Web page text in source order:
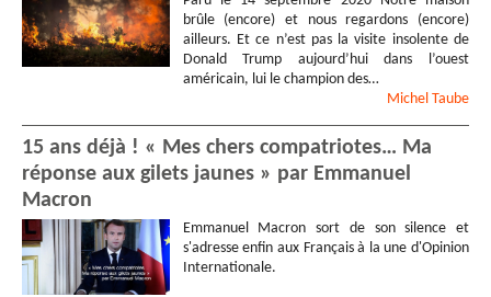
brûle (encore) et nous regardons (encore)
ailleurs. Et ce n’est pas la visite insolente de
Donald Trump aujourd’hui dans l’ouest
américain, lui le champion des…
Michel Taube
15 ans déjà ! « Mes chers compatriotes… Ma
réponse aux gilets jaunes » par Emmanuel
Macron
Emmanuel Macron sort de son silence et
s'adresse enfin aux Français à la une d'Opinion
Internationale.